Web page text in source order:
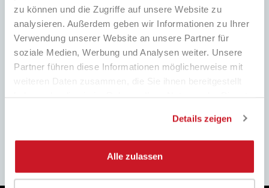
zu können und die Zugriffe auf unsere Website zu
analysieren. Außerdem geben wir Informationen zu Ihrer
Verwendung unserer Website an unsere Partner für
soziale Medien, Werbung und Analysen weiter. Unsere
Partner führen diese Informationen möglicherweise mit
Details zeigen
Alle zulassen
SCHNELLE LIEFERUNG
Weltweiter Versand mit
Sendungsverfolgung
BESTPREIS
Immer die besten Preise auf dem
Markt und viele spezielle Aktionen
Füllen Sie das Formular aus, folgen
Sie unseren Anweisungen und
VOLLE
Kundenservice immer bereit!
WhatsApp, Telegramm, E-Mail, wir